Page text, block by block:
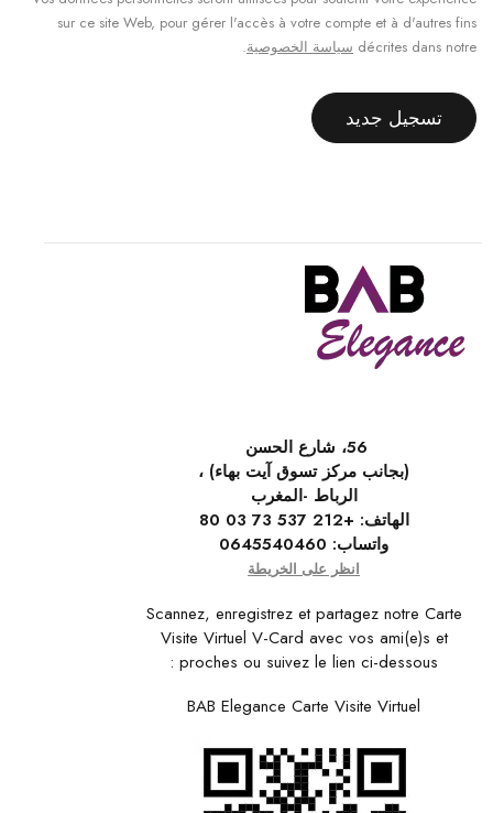
sur ce site Web, pour gérer l'accès à votre compte et à d'autres fins
décrites dans notre سياسة الخصوصية.
تسجيل جديد
56، شارع الحسن
(بجانب مركز تسوق آيت بهاء) ،
الرباط -المغرب
الهاتف: +212 537 73 03 80
واتساب: 0645540460
انظر على الخريطة
Scannez, enregistrez et partagez notre Carte
Visite Virtuel V-Card avec vos ami(e)s et
proches ou suivez le lien ci-dessous :
BAB Elegance Carte Visite Virtuel